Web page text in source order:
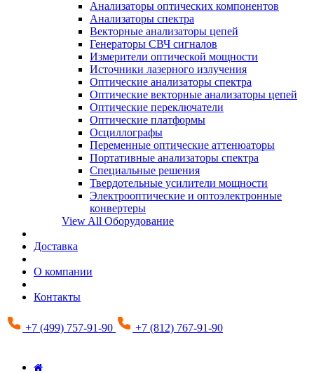
Анализаторы оптических компонентов
Анализаторы спектра
Векторные анализаторы цепей
Генераторы СВЧ сигналов
Измерители оптической мощности
Источники лазерного излучения
Оптические анализаторы спектра
Оптические векторные анализаторы цепей
Оптические переключатели
Оптические платформы
Осциллографы
Переменные оптические аттенюаторы
Портативные анализаторы спектра
Специальные решения
Твердотельные усилители мощности
Электрооптические и оптоэлектронные
конвертеры
View All Оборудование
Доставка
О компании
Контакты
+7 (499) 757-91-90 +7 (812) 767-91-90